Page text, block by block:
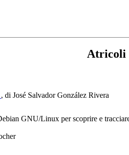
Atricoli
, di José Salvador González Rivera
GNU/Linux per scoprire e